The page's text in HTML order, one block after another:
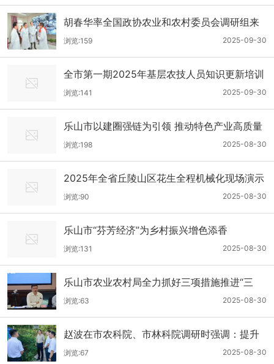
胡春华率全国政协农业和农村委员会调研组来
川 开展“巩固和完善农村基本经营制度”调研
2025-09-30
浏览:159
全市第一期2025年基层农技人员知识更新培训
养殖生产经营专题班结业
2025-09-30
浏览:141
乐山市以建圈强链为引领 推动特色产业高质量
发展
2025-08-30
浏览:198
2025年全省丘陵山区花生全程机械化现场演示
会在井研举行
2025-08-30
浏览:90
乐山市“芬芳经济”为乡村振兴增色添香
2025-08-30
浏览:131
乐山市农业农村局全力抓好三项措施推进“三
农”工作
2025-08-30
浏览:63
赵波在市农科院、市林科院调研时强调：提升
农林科技水平 助力乡村全面振兴，为乐山经济
2025-08-30
浏览:67